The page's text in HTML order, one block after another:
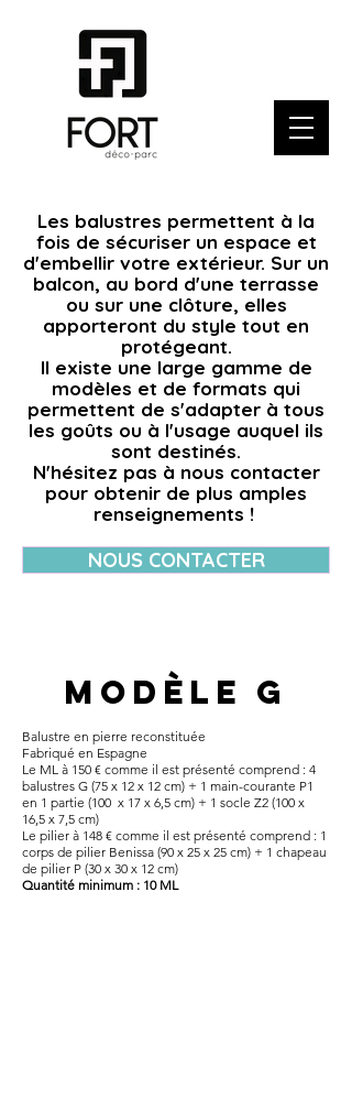
Les balustres permettent à la
fois de sécuriser un espace et
d'embellir votre extérieur. Sur un
balcon, au bord d'une terrasse
ou sur une clôture, elles
apporteront du style tout en
protégeant.
Il existe une large gamme de
modèles et de formats qui
permettent de s'adapter à tous
les goûts ou à l'usage auquel ils
sont destinés.
N'hésitez pas à nous contacter
pour obtenir de plus amples
renseignements !
NOUS CONTACTER
modèle g
Balustre en pierre reconstituée​
Fabriqué en Espagne
Le ML à 150 € comme il est présenté comprend : 4
balustres G (75 x 12 x 12 cm) + 1 main-courante P1
en 1 partie (100 x 17 x 6,5 cm) + 1 socle Z2 (100 x
16,5 x 7,5 cm)
Le pilier à 148 € comme il est présenté comprend : 1
corps de pilier Benissa (90 x 25 x 25 cm) + 1 chapeau
de pilier P (30 x 30 x 12 cm)
Quantité minimum : 10 ML